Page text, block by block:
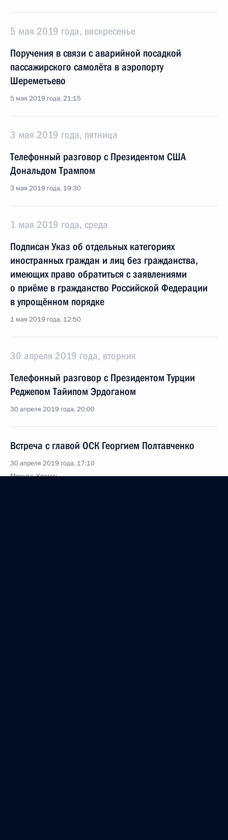
5 мая 2019 года, воскресенье
Поручения в связи с аварийной посадкой
пассажирского самолёта в аэропорту
Шереметьево
5 мая 2019 года, 21:15
3 мая 2019 года, пятница
Телефонный разговор с Президентом США
Дональдом Трампом
3 мая 2019 года, 19:30
1 мая 2019 года, среда
Подписан Указ об отдельных категориях
иностранных граждан и лиц без гражданства,
имеющих право обратиться с заявлениями
о приёме в гражданство Российской Федерации
в упрощённом порядке
1 мая 2019 года, 12:50
30 апреля 2019 года, вторник
Телефонный разговор с Президентом Турции
Реджепом Тайипом Эрдоганом
30 апреля 2019 года, 20:00
Встреча с главой ОСК Георгием Полтавченко
30 апреля 2019 года, 17:10
Москва, Кремль